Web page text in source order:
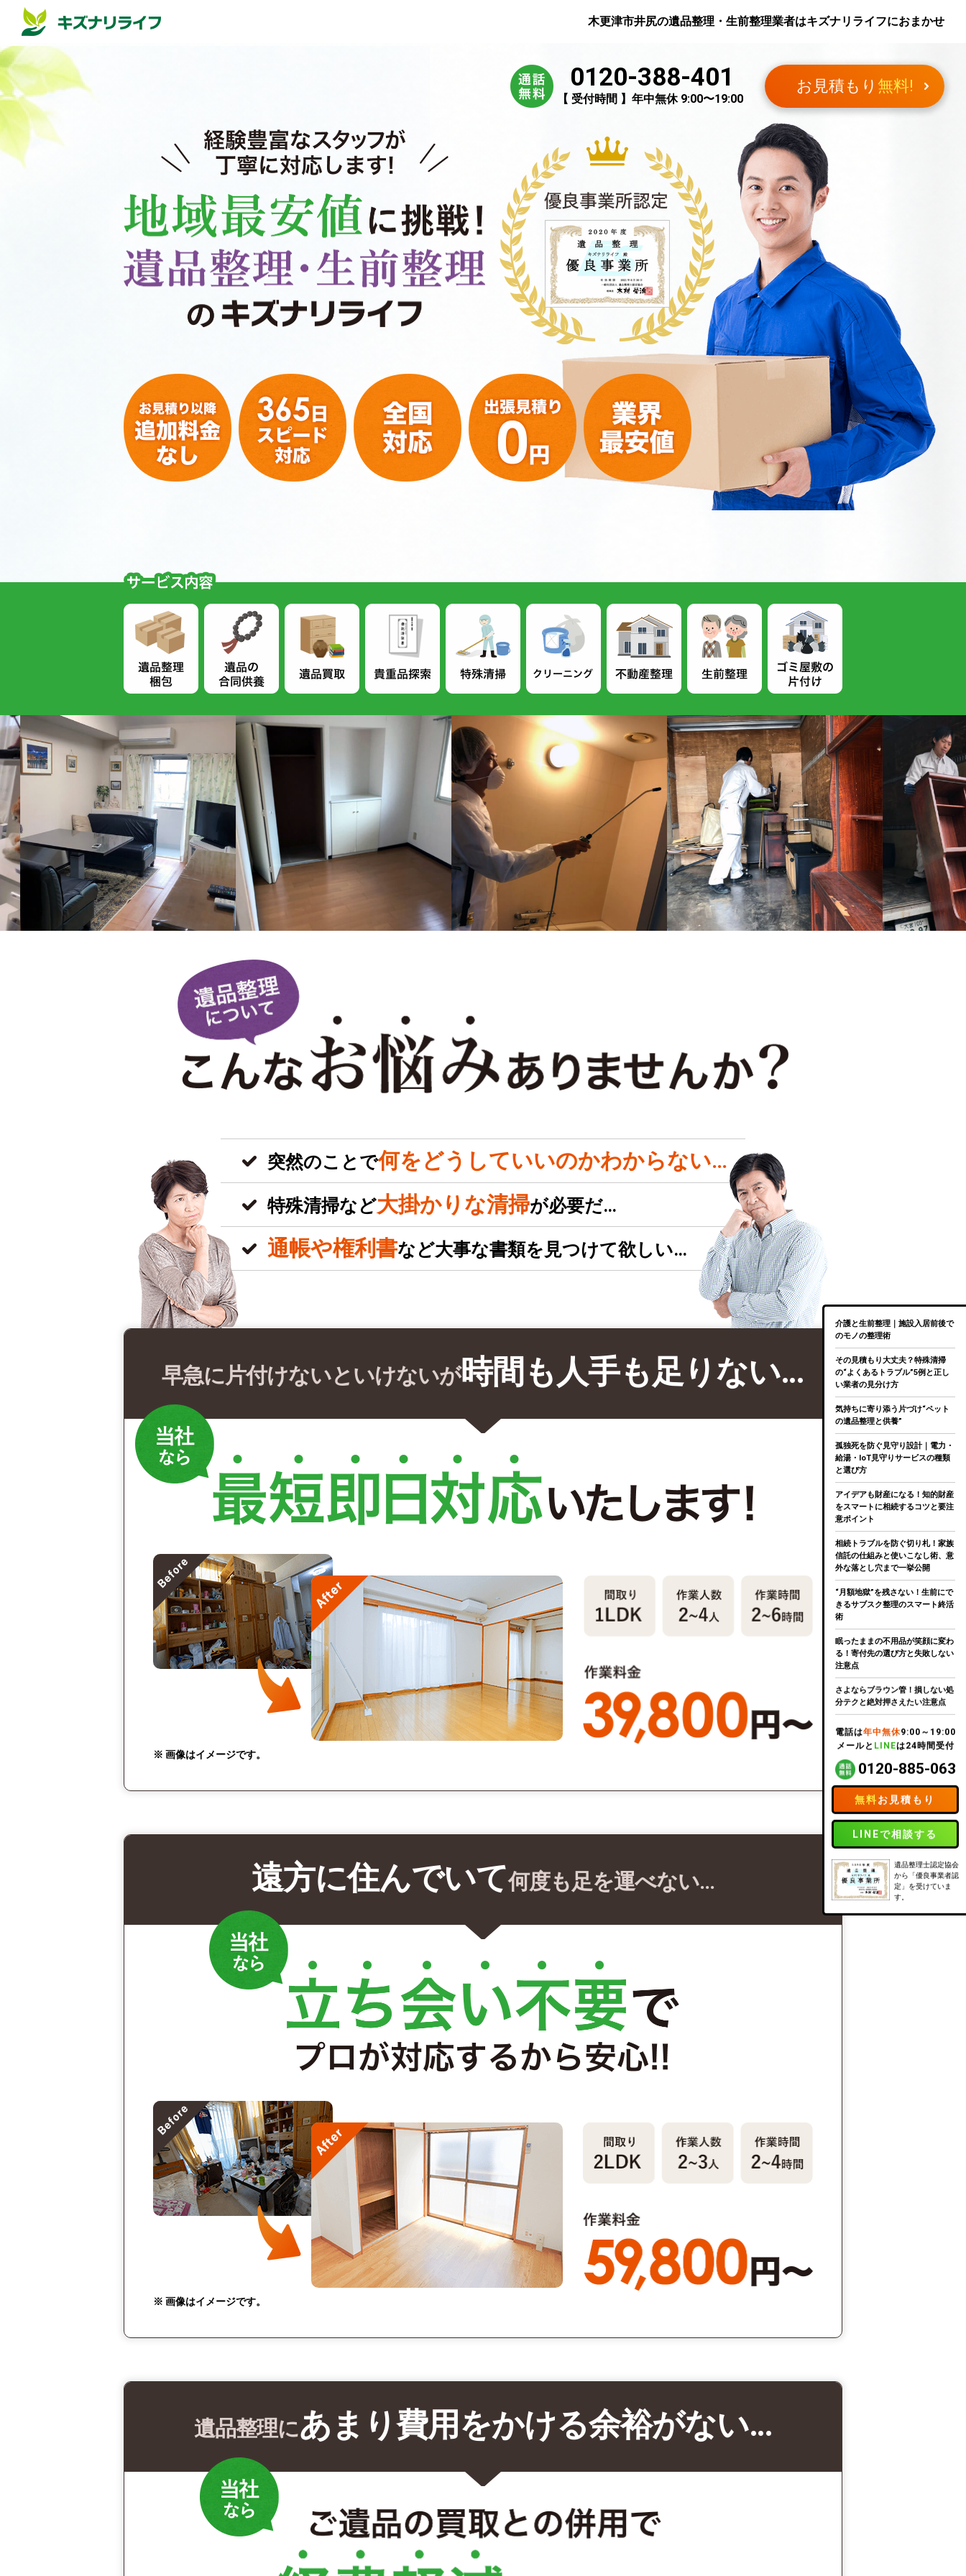
木更津市井尻の遺品整理・生前整理業者はキズナリライフにおまかせ
0120-388-401
【 受付時間 】年中無休 9:00〜19:00
お見積もり 無料!
突然のことで何をどうしていいのかわからない…
特殊清掃など大掛かりな清掃が必要だ…
通帳や権利書など大事な書類を見つけて欲しい…
早急に片付けないといけないが時間も人手も足りない…
※ 画像はイメージです。
遠方に住んでいて何度も足を運べない…
※ 画像はイメージです。
遺品整理にあまり費用をかける余裕がない…
介護と生前整理｜施設入居前後で
のモノの整理術
その見積もり大丈夫？特殊清掃
の“よくあるトラブル”5例と正し
い業者の見分け方
気持ちに寄り添う片づけ“ペット
の遺品整理と供養”
孤独死を防ぐ見守り設計｜電力・
給湯・IoT見守りサービスの種類
と選び方
アイデアも財産になる！知的財産
をスマートに相続するコツと要注
意ポイント
相続トラブルを防ぐ切り札！家族
信託の仕組みと使いこなし術、意
外な落とし穴まで一挙公開
“月額地獄”を残さない！生前にで
きるサブスク整理のスマート終活
術
眠ったままの不用品が笑顔に変わ
る！寄付先の選び方と失敗しない
注意点
さよならブラウン管！損しない処
分テクと絶対押さえたい注意点
電話は年中無休9:00～19:00
メールと LINEは24時間受付
0120-885-063
無料お見積もり
LINEで相談する
遺品整理士認定協会
から「優良事業者認
定」を受けていま
す。